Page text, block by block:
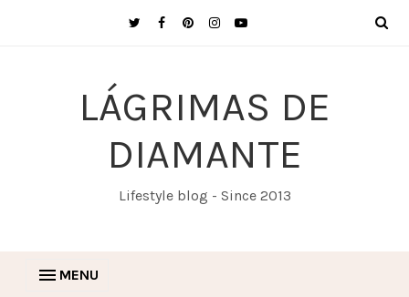
LÁGRIMAS DE
DIAMANTE
Lifestyle blog - Since 2013
MENU